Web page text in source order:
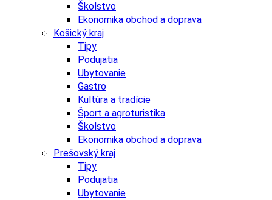
Školstvo
Ekonomika obchod a doprava
Košický kraj
Tipy
Podujatia
Ubytovanie
Gastro
Kultúra a tradície
Šport a agroturistika
Školstvo
Ekonomika obchod a doprava
Prešovský kraj
Tipy
Podujatia
Ubytovanie